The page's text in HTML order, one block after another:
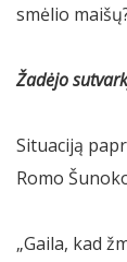
smėlio
Žadėjo
Situaciją
Romo
„Gaila, kad